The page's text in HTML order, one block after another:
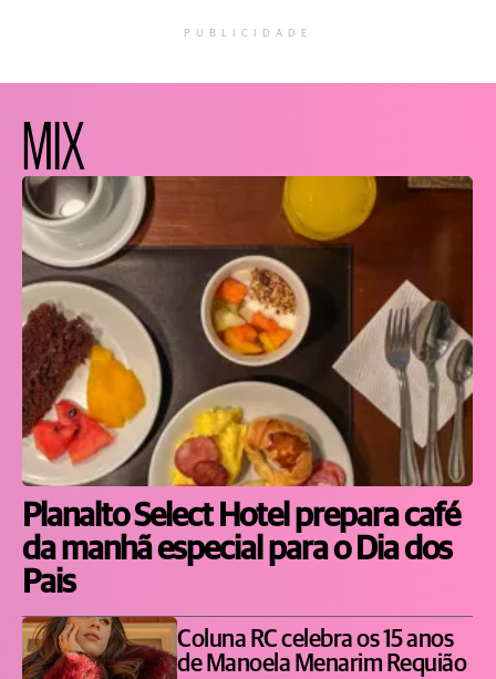
PUBLICIDADE
MIX
Planalto Select Hotel prepara café
da manhã especial para o Dia dos
Pais
Coluna RC celebra os 15 anos
de Manoela Menarim Requião